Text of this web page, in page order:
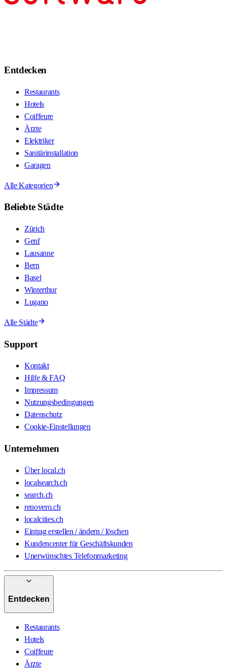
Entdecken
Restaurants
Hotels
Coiffeure
Ärzte
Elektriker
Sanitärinstallation
Garagen
Alle Kategorien
Beliebte Städte
Zürich
Genf
Lausanne
Bern
Basel
Winterthur
Lugano
Alle Städte
Support
Kontakt
Hilfe & FAQ
Impressum
Nutzungsbedingungen
Datenschutz
Cookie-Einstellungen
Unternehmen
Über local.ch
localsearch.ch
search.ch
renovero.ch
localcities.ch
Eintrag erstellen / ändern / löschen
Kundencenter für Geschäftskunden
Unerwünschtes Telefonmarketing
Entdecken
Restaurants
Hotels
Coiffeure
Ärzte